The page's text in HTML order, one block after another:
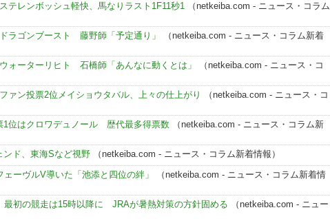
テレンボッシュ軽快、馬なりラスト1F11秒1（netkeiba.com - ニュース・コラム
ラゴンブースト 藤野師「予定通り」
（netkeiba.com - ニュース・コラム新着
ォーターリヒト 石橋師「あんなに動くとは」
（netkeiba.com - ニュース・コ
ァン投票2位メイショウタバル、上々の仕上がり
（netkeiba.com - ニュース・コ
1位はクロワデュノール 歴代最多得票数（netkeiba.com - ニュース・コラム新
ンド、東海Sなど視野（netkeiba.com - ニュース・コラム新着情報）
ェーヴルV導いた「池添と四位の絆」
（netkeiba.com - ニュース・コラム新着情
初の競走は15時以降に JRAが暑熱対策の方針固める （netkeiba.com - ニュー